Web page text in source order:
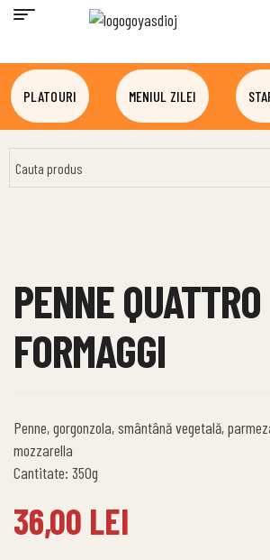
PLATOURI MENIUL ZILEI
PENNE QUATTRO
FORMAGGI
Penne, gorgonzola, smântână vegetală,
mozzarella
Cantitate: 350g
36,00 LEI